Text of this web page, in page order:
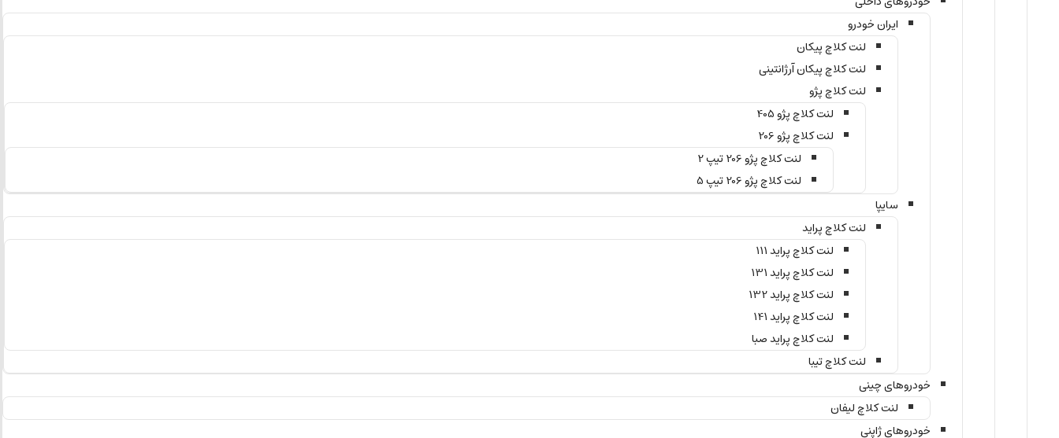
ایران خودرو
لنت کلاچ پیکان
لنت کلاچ پیکان آرژانتینی
لنت کلاچ پژو
لنت کلاچ پژو 405
لنت کلاچ پژو 206
لنت کلاچ پژو 206 تیپ 2
لنت کلاچ پژو 206 تیپ 5
سایپا
لنت کلاچ پراید
لنت کلاچ پراید 111
لنت کلاچ پراید 131
لنت کلاچ پراید 132
لنت کلاچ پراید 141
لنت کلاچ پراید صبا
لنت کلاچ تیبا
خودروهای چینی
لنت کلاچ لیفان
خودروهای ژاپنی